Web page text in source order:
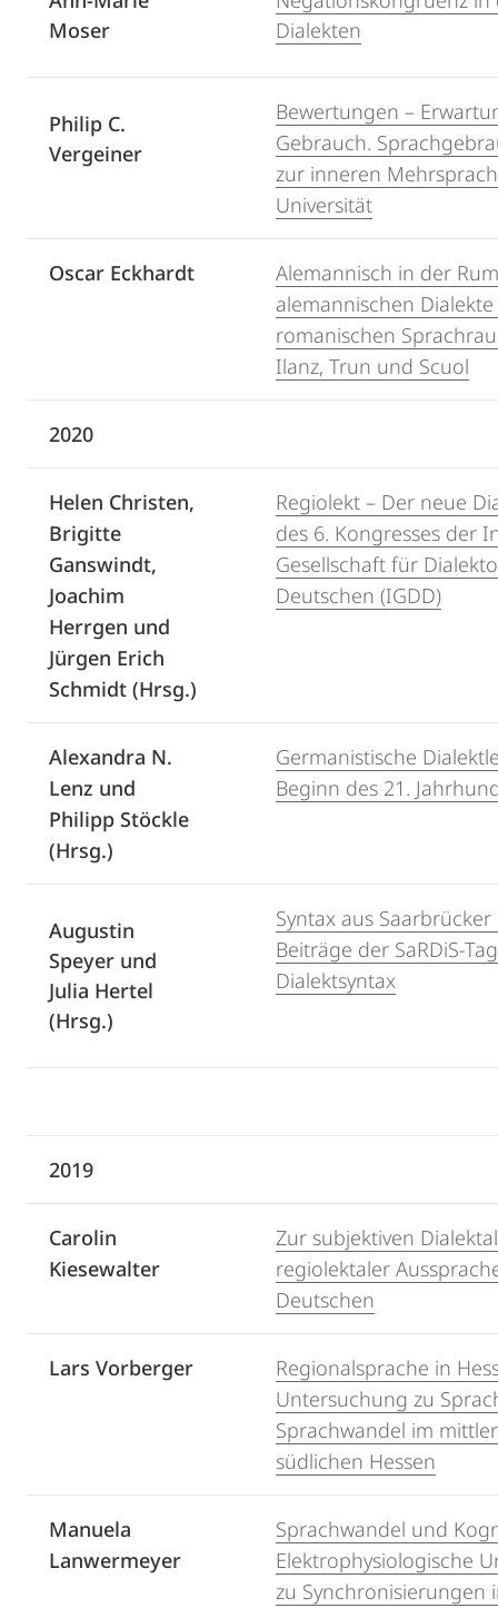
Moser
Dialekten
Philip C.
Vergeiner
Bewertungen –
Gebrauch.
zur inneren
Universität
Oscar Eckhardt
Alemannisch in der
alemannischen
romanischen
Ilanz, Trun und Scuol
2020
Helen Christen,
Brigitte
Ganswindt,
Joachim
Herrgen und
Jürgen Erich
Schmidt (Hrsg.)
Regiolekt – Der neue
des 6. Kongresses der
Gesellschaft für
Deutschen (IGDD)
Alexandra N.
Lenz und
Philipp Stöckle
(Hrsg.)
Germanistische
Beginn des 21.
Augustin
Speyer und
Julia Hertel
(Hrsg.)
Syntax aus Saarbrücker
Beiträge der SaRDiS-
Dialektsyntax
2019
Carolin
Kiesewalter
Zur subjektiven
regiolektaler
Deutschen
Lars Vorberger
Regionalsprache in
Untersuchung zu
Sprachwandel im
südlichen Hessen
Manuela
Lanwermeyer
Sprachwandel und
Elektrophysiologische
zu Synchronisierungen